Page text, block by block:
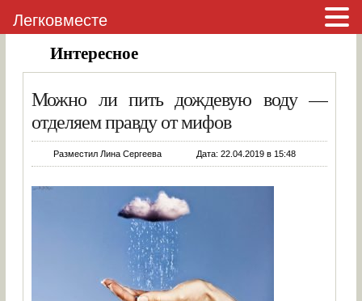
Интересное
Можно ли пить дождевую воду —
отделяем правду от мифов
Разместил Лина Сергеева Дата: 22.04.2019 в 15:48
Легковместе